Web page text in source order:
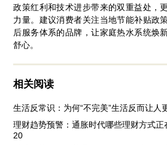
政策红利和技术进步带来的双重益处，
力量。建议消费者关注当地节能补贴政
后服务体系的品牌，让家庭热水系统焕
舒心。
相关阅读
生活反常识：为何“不完美”生活反而让人
理财趋势预警：通胀时代哪些理财方式正
20